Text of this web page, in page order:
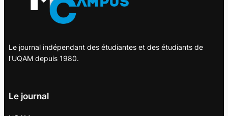
Le journal indépendant des étudiantes et des étudiants de
l'UQAM depuis 1980.
Le journal